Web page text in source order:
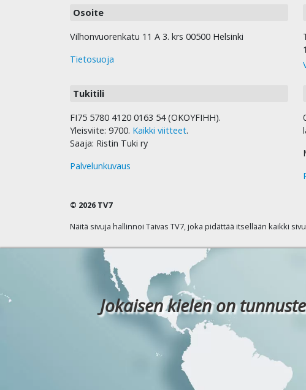
Osoite
Vilhonvuorenkatu 11 A 3. krs 00500 Helsinki
Tietosuoja
Tukitili
FI75 5780 4120 0163 54 (OKOYFIHH).
Yleisviite: 9700. Kaikki viitteet.
Saaja: Ristin Tuki ry
Palvelunkuvaus
© 2026 TV7
Näitä sivuja hallinnoi Taivas TV7, joka pidättää itsellään kaikki
Jokaisen kielen on